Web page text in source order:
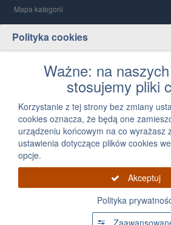
Polityka cookies
Ważne: na
stosujemy pliki
Korzystanie z tej strony bez zmiany
cookies oznacza, że będą one
urządzeniu końcowym na co wyrażasz
ustawienia dotyczące plików cookies
opcje.
Akceptuj
Polityka
Mapa kategorii
Grupa PGD i Holding 1
12 300 03 05
Napisz, jak możemy Ci pomóc
Grupa PGD 2026 Wszystkie prawa zastrzeżone,
tej stronie zabronione